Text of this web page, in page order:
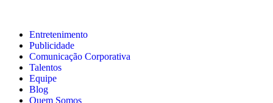
Entretenimento
Publicidade
Comunicação Corporativa
Talentos
Equipe
Blog
Quem Somos